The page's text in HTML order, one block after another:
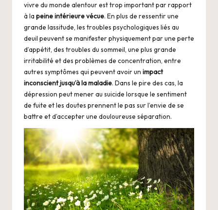
vivre du monde alentour est trop important par rapport
à la peine intérieure vécue. En plus de ressentir une
grande lassitude, les troubles psychologiques liés au
deuil peuvent se manifester physiquement par une perte
d’appétit, des troubles du sommeil, une plus grande
irritabilité et des problèmes de concentration, entre
autres symptômes qui peuvent avoir un impact
inconscient jusqu’à la maladie. Dans le pire des cas, la
dépression peut mener au suicide lorsque le sentiment
de fuite et les doutes prennent le pas sur l’envie de se
battre et d’accepter une douloureuse séparation.